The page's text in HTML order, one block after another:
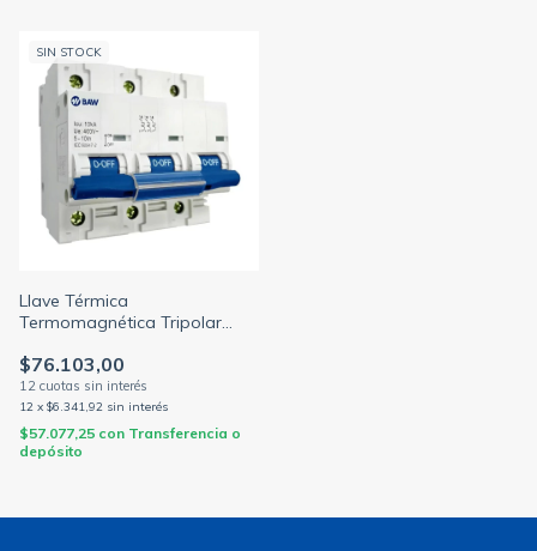
SIN STOCK
Llave Térmica
Termomagnética Tripolar
$76.103,00
12 x $6.341,92 sin interés
$57.077,25 con Transferencia o
depósito